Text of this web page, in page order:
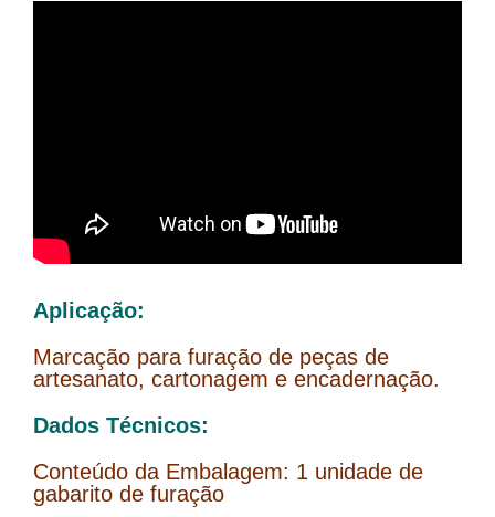
Aplicação:
Marcação para furação de peças de
artesanato, cartonagem e encadernação.
Dados Técnicos:
Conteúdo da Embalagem: 1 unidade de
gabarito de furação